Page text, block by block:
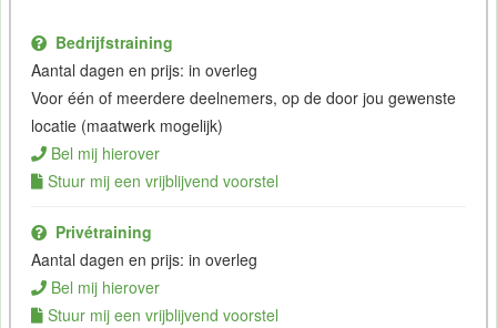
Bedrijfstraining
Aantal dagen en prijs: in overleg
Voor één of meerdere deelnemers, op de door jou gewenste
locatie (maatwerk mogelijk)
Bel mij hierover
Stuur mij een vrijblijvend voorstel
Privétraining
Aantal dagen en prijs: in overleg
Bel mij hierover
Stuur mij een vrijblijvend voorstel